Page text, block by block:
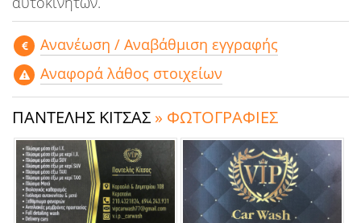
Aνανέωση / Αναβάθμιση εγγραφής
Αναφορά λάθος στοιχείων
ΠΑΝΤΕΛΗΣ ΚΙΤΣΑΣ » ΦΩΤΟΓΡΑΦΙΕΣ